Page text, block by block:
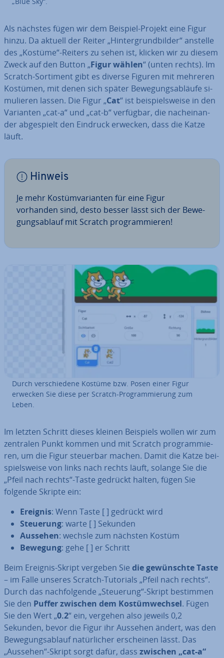
Als nächstes fügen wir dem Beispiel-Projekt eine Figur
hinzu. Da aktuell der Reiter „Hin­ter­grund­bil­der“ anstelle
des „Kostüme“-Reiters zu sehen ist, klicken wir zu diesem
Zweck auf den Button „Figur wählen“ (unten rechts). Im
Scratch-Sortiment gibt es diverse Figuren mit mehreren
Kostümen, mit denen sich später Be­we­gungs­ab­läu­fe si­
mu­lie­ren lassen. Die Figur „Cat“ ist bei­spiels­wei­se in den
Varianten „cat-a“ und „cat-b“ verfügbar, die nach­ein­an­
der ab­ge­spielt den Eindruck erwecken, dass die Katze
läuft.
Hinweis
Je mehr Kos­tüm­va­ri­an­ten für eine Figur
vorhanden sind, desto besser lässt sich der Be­we­
gungs­ab­lauf mit Scratch pro­gram­mie­ren!
Durch ver­schie­de­ne Kostüme bzw. Posen einer Figur
erwecken Sie diese per Scratch-Pro­gram­mie­rung zum
Leben.
Im letzten Schritt dieses kleinen Beispiels wollen wir zum
zentralen Punkt kommen und mit Scratch pro­gram­mie­
ren, um die Figur steuerbar machen. Damit die Katze bei­
spiels­wei­se von links nach rechts läuft, solange Sie die
„Pfeil nach rechts“-Taste gedrückt halten, fügen Sie
folgende Skripte ein:
Ereignis: Wenn Taste [ ] gedrückt wird
Steuerung: warte [ ] Sekunden
Aussehen: wechsle zum nächsten Kostüm
Bewegung: gehe [ ] er Schritt
Beim Ereignis-Skript vergeben Sie die ge­wünsch­te Taste
– im Falle unseres Scratch-Tutorials „Pfeil nach rechts“.
Durch das nach­fol­gen­de „Steuerung“-Skript bestimmen
Sie den Puffer zwischen dem Kos­tüm­wech­sel. Fügen
Sie den Wert „0.2“ ein, vergehen also jeweils 0,2
Sekunden, bevor die Figur ihr Aussehen ändert, was den
Be­we­gungs­ab­lauf na­tür­li­cher er­schei­nen lässt. Das
„Aussehen“-Skript sorgt dafür, dass zwischen „cat-a“